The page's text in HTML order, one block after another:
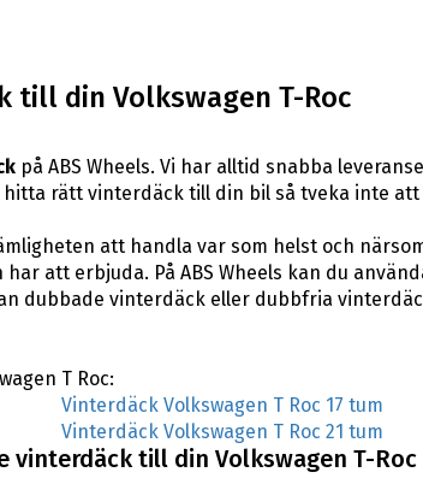
till din Volkswagen T-Roc
på ABS Wheels. Vi har alltid snabba
rätt vinterdäck till din bil så tveka inte
att handla var som helst och
att erbjuda. På ABS Wheels kan du
dubbade vinterdäck eller dubbfria
T Roc:
Vinterdäck Volkswagen T Roc 17 tum
Vinterdäck Volkswagen T Roc 21 tum
vinterdäck till din Volkswagen T-Roc